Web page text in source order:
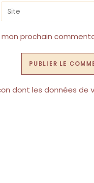
Saisir
l’URL
de
votre
(facultatif)
prochain
dont les données de